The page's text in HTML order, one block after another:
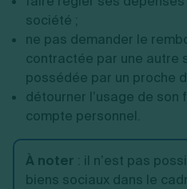
société ;
ne pas demander le
contractée par une autre
possédée par un proche
détourner l’usage de son
compte personnel.
À noter : il n’est pas
biens sociaux dans le